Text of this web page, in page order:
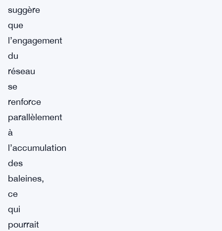
suggère
que
l’engagement
du
réseau
se
renforce
parallèlement
à
l’accumulation
des
baleines,
ce
qui
pourrait